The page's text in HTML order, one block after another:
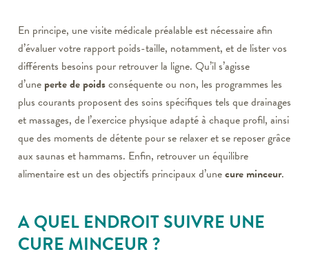
En principe, une visite médicale préalable est nécessaire afin
d’évaluer votre rapport poids-taille, notamment, et de lister vos
différents besoins pour retrouver la ligne. Qu’il s’agisse
d’une perte de poidsconséquente ou non, les programmes les
plus courants proposent des soins spécifiques tels que drainages
et massages, de l’exercice physique adapté à chaque profil, ainsi
que des moments de détente pour se relaxer et se reposer grâce
aux saunas et hammams. Enfin, retrouver un équilibre
alimentaire est un des objectifs principaux d’unecure minceur.
A QUEL ENDROIT SUIVRE UNE
CURE MINCEUR ?